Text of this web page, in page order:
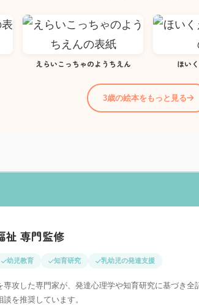
えらいこっちゃのようちえん ほい
3歳の絵本をもっと見る
祉 専門監修
幼児教育 知育研究 乳幼児の発達支援
専攻した専門家が、発達心理学や知育研究に基づき
を推奨しています。